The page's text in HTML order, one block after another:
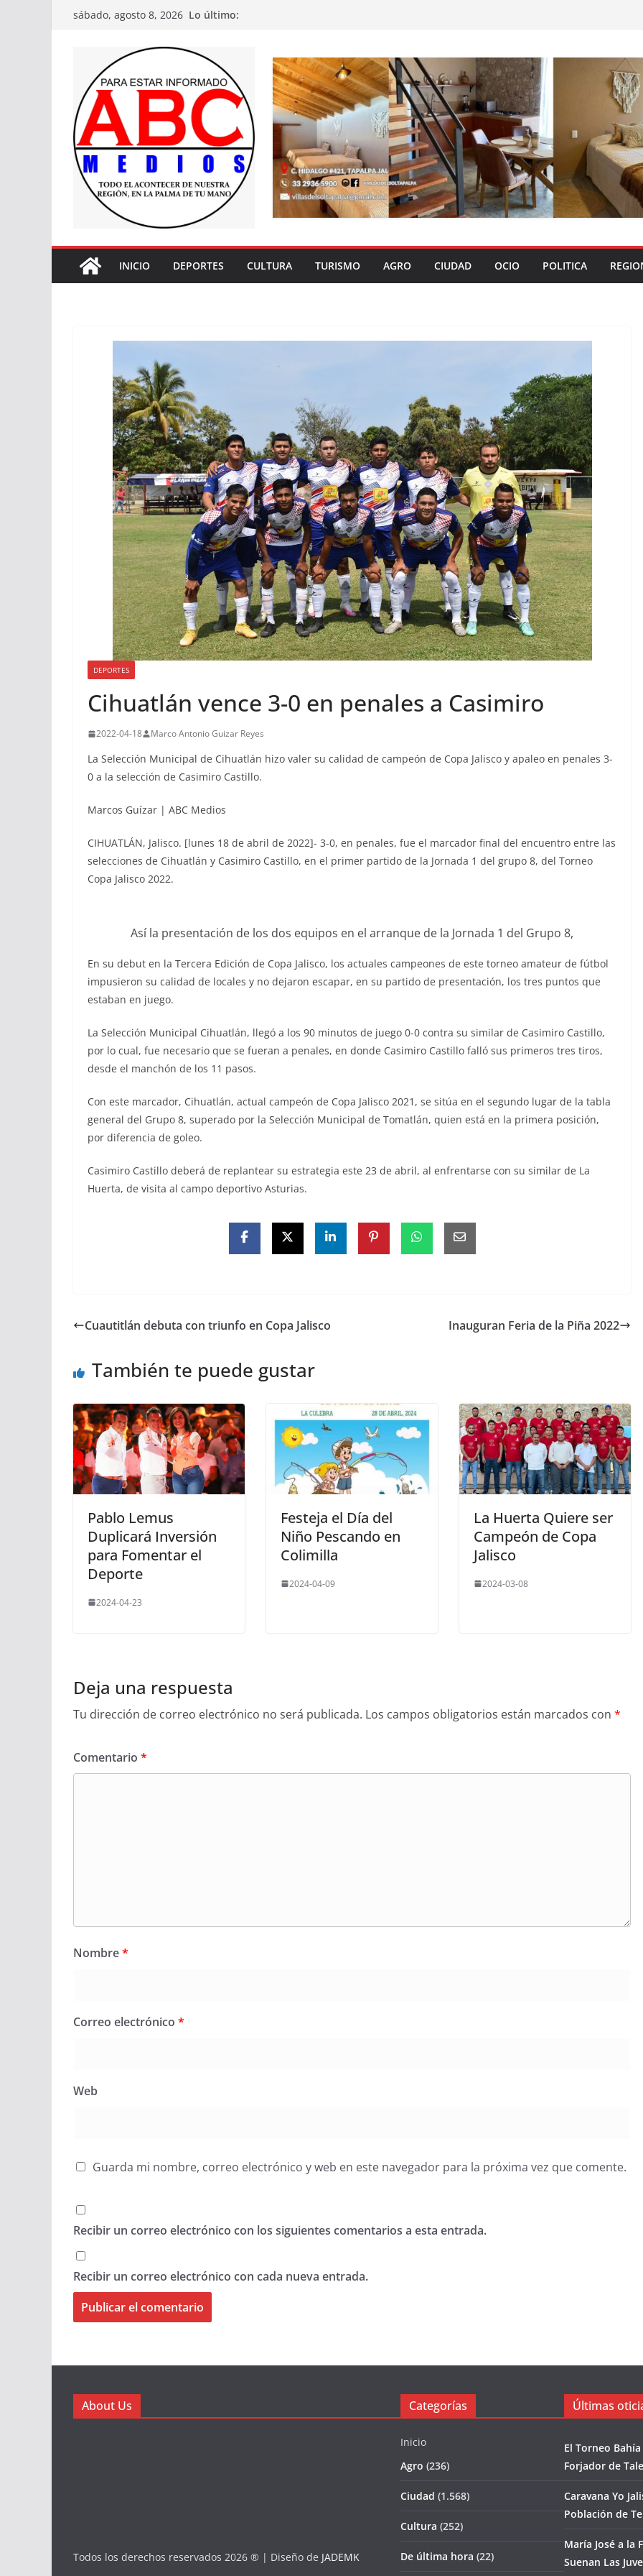
Saltarsábado, agosto 8, 2026 Lo último:
INICIO DEPORTES CULTURA TURISMO AGRO CIUDAD OCIO POLITICA
DEPORTES
Cihuatlán vence 3-0 en penales a Casimiro
2022-04-18 Marco Antonio Guizar Reyes
La Selección Municipal de Cihuatlán hizo valer su calidad de campeón de Copa Jalisco y apaleo en penales 3-
0 a la selección de Casimiro Castillo.
Marcos Guízar | ABC Medios
CIHUATLÁN, Jalisco. [lunes 18 de abril de 2022]- 3-0, en penales, fue el marcador final del encuentro entre las
selecciones de Cihuatlán y Casimiro Castillo, en el primer partido de la Jornada 1 del grupo 8, del Torneo
Copa Jalisco 2022.
Así la presentación de los dos equipos en el arranque de la Jornada 1 del Grupo 8,
En su debut en la Tercera Edición de Copa Jalisco, los actuales campeones de este torneo amateur de fútbol
impusieron su calidad de locales y no dejaron escapar, en su partido de presentación, los tres puntos que
estaban en juego.
La Selección Municipal Cihuatlán, llegó a los 90 minutos de juego 0-0 contra su similar de Casimiro Castillo,
por lo cual, fue necesario que se fueran a penales, en donde Casimiro Castillo falló sus primeros tres tiros,
desde el manchón de los 11 pasos.
Con este marcador, Cihuatlán, actual campeón de Copa Jalisco 2021, se sitúa en el segundo lugar de la tabla
general del Grupo 8, superado por la Selección Municipal de Tomatlán, quien está en la primera posición,
por diferencia de goleo.
Casimiro Castillo deberá de replantear su estrategia este 23 de abril, al enfrentarse con su similar de La
Huerta, de visita al campo deportivo Asturias.
Cuautitlán debuta con triunfo en Copa Jalisco Inauguran Feria de la Piña 2022
También te puede gustar
Pablo Lemus
Duplicará Inversión
para Fomentar el
Deporte
2024-04-23
Festeja el Día del
Niño Pescando en
Colimilla
2024-04-09
La Huerta Quiere ser
Campeón de Copa
Jalisco
2024-03-08
Deja una respuesta
Tu dirección de correo electrónico no será publicada. Los campos obligatorios están marcados con *
Comentario *
Nombre*
Correo electrónico *
Web
Guarda mi nombre, correo electrónico y web en este navegador para la próxima vez que comente.
Recibir un correo electrónico con los siguientes comentarios a esta entrada.
Recibir un correo electrónico con cada nueva entrada.
About Us
Todos los derechos reservados 2026 ® | Diseño de JADEMK
Categorías
Inicio
Agro (236)
Ciudad (1.568)
Cultura (252)
De última hora (22)
Últimas
El Torneo
Forjador de
Caravana Yo
Población de
María José a la
Suenan Las